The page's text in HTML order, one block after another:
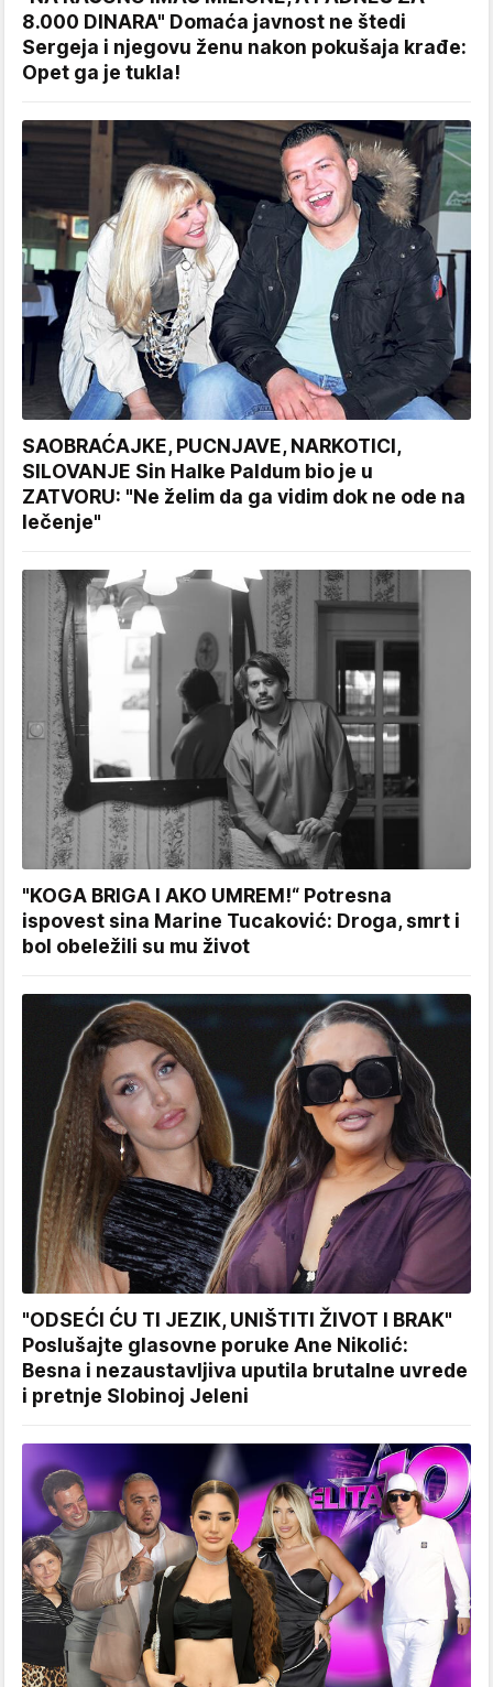
8.000 DINARA" Domaća javnost ne štedi
Sergeja i njegovu ženu nakon pokušaja krađe:
Opet ga je tukla!
SAOBRAĆAJKE, PUCNJAVE, NARKOTICI,
SILOVANJE Sin Halke Paldum bio je u
ZATVORU: "Ne želim da ga vidim dok ne ode na
lečenje"
"KOGA BRIGA I AKO UMREM!“ Potresna
ispovest sina Marine Tucaković: Droga, smrt i
bol obeležili su mu život
"ODSEĆI ĆU TI JEZIK, UNIŠTITI ŽIVOT I BRAK"
Poslušajte glasovne poruke Ane Nikolić:
Besna i nezaustavljiva uputila brutalne uvrede
i pretnje Slobinoj Jeleni